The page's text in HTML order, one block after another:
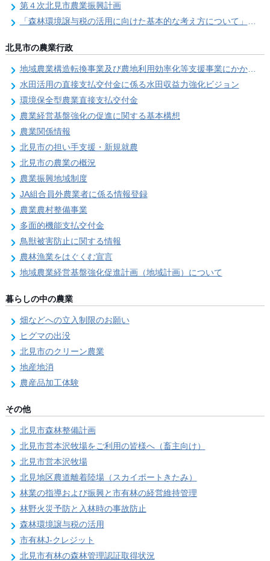
第４次北見市農業振興計画
「森林環境譲与税の活用に向けた基本的な考え方について」を策定しました
北見市の農業行政
地域農業構造転換事業及び農地利用効率化等支援事業にかかる要望調査
水田活用の直接支払交付金に係る水田収益力強化ビジョン
環境保全型農業直接支払交付金
農業経営基盤強化の促進に関する基本構想
農業関係情報
北見市の担い手支援・新規就農
北見市の農業の概況
農業振興地域制度
JA組合員外農業者に係る情報登録
農業農村整備事業
多面的機能支払交付金
鳥獣被害防止に関する情報
農林漁業をはぐくむ宣言
地域農業経営基盤強化促進計画（地域計画）について
暮らしの中の農業
畑などへの立入制限のお願い
ヒグマの出没
北見市のクリーン農業
地産地消
農産品加工体験
その他
北見市森林整備計画
北見市営本沢牧場をご利用の皆様へ（畜主向け）
北見市営本沢牧場
北見地区農道離着陸場（スカイポートきたみ）
林業の指導および振興と市有林の経営維持管理
林野火災予防と入林時の事故防止
森林環境譲与税の活用
市有林J-クレジット
北見市有林の森林管理認証取得状況